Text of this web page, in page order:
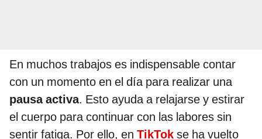
En muchos trabajos es indispensable contar
con un momento en el día para realizar una
pausa activa. Esto ayuda a relajarse y estirar
el cuerpo para continuar con las labores sin
sentir fatiga. Por ello, en TikTok se ha vuelto